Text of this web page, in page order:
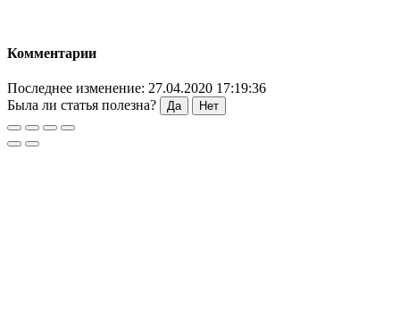
Комментарии
Последнее изменение: 27.04.2020 17:19:36
Была ли статья полезна?
Да Нет